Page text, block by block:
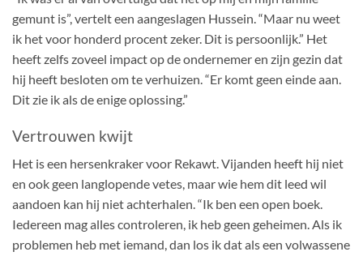
gemunt is”, vertelt een aangeslagen Hussein. “Maar nu weet
ik het voor honderd procent zeker. Dit is persoonlijk.” Het
heeft zelfs zoveel impact op de ondernemer en zijn gezin dat
hij heeft besloten om te verhuizen. “Er komt geen einde aan.
Dit zie ik als de enige oplossing.”
Vertrouwen kwijt
Het is een hersenkraker voor Rekawt. Vijanden heeft hij niet
en ook geen langlopende vetes, maar wie hem dit leed wil
aandoen kan hij niet achterhalen. “Ik ben een open boek.
Iedereen mag alles controleren, ik heb geen geheimen. Als ik
problemen heb met iemand, dan los ik dat als een volwassene